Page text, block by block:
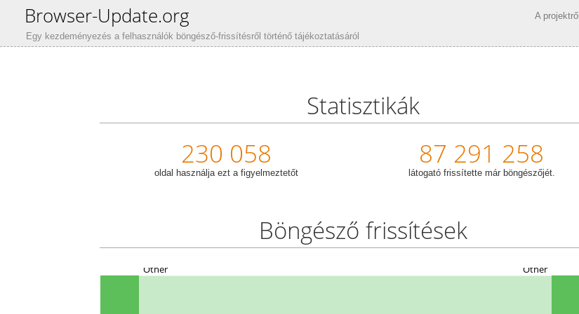
Browser-Update.org
Egy kezdeményezés a felhasználók böngésző-frissítésről történő tájékoztatásáról
A projektről
Statisztikák
230 058
oldal használja ezt a figyelmeztetőt
87 291 258
látogató frissítette már böngészőjét.
Böngésző frissítések
Other Other